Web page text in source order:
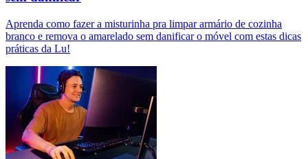
Aprenda como fazer a misturinha pra limpar armário de cozinha
branco e remova o amarelado sem danificar o móvel com estas dicas
práticas da Lu!